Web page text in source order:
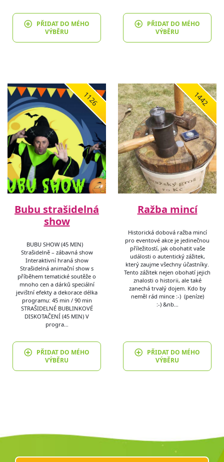
PŘIDAT DO MÉHO
VÝBĚRU
PŘIDAT DO MÉHO
VÝBĚRU
1126
Bubu strašidelná
show
BUBU SHOW (45 MIN)
Strašidelně – zábavná show
Interaktivní hraná show
Strašidelná animační show s
příběhem tematické soutěže o
mnoho cen a dárků speciální
jevištní efekty a dekorace délka
programu: 45 min / 90 min
STRAŠIDELNÉ BUBLINKOVÉ
DISKOTAČENÍ (45 MIN) V
progra…
PŘIDAT DO MÉHO
VÝBĚRU
1442
Ražba mincí
Historická dobová ražba mincí
pro eventové akce je jedinečnou
příležitostí, jak obohatit vaše
události o autentický zážitek,
který zaujme všechny účastníky.
Tento zážitek nejen obohatí jejich
znalosti o historii, ale také
zanechá trvalý dojem. Kdo by
neměl rád mince :-) (peníze)
:-) &nb…
PŘIDAT DO MÉHO
VÝBĚRU